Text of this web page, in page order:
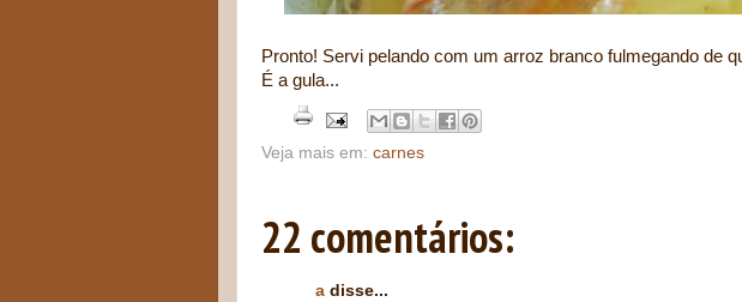
Pronto! Servi pelando com um arroz branco fulmegando de
É a gula...
Veja mais em: carnes
22 comentários:
a disse...